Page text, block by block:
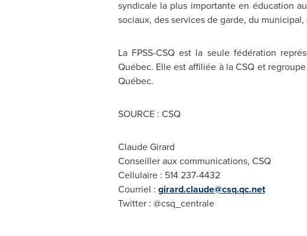
syndicale la plus importante en éducation
sociaux, des services de garde, du
La FPSS-CSQ est la seule fédération
Québec. Elle est affiliée à la CSQ et
Québec.
SOURCE : CSQ
Claude Girard
Conseiller aux communications, CSQ
Cellulaire : 514 237-4432
Courriel : girard.claude@csq.qc.net
Twitter : @csq_centrale